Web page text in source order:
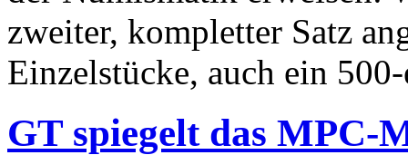
zweiter, kompletter Satz
Einzelstücke, auch ein
GT spiegelt das MPC-